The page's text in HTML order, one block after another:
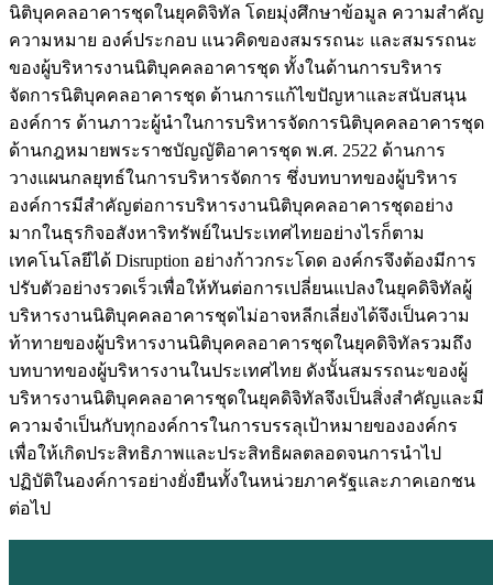
นิติบุคคลอาคารชุดในยุคดิจิทัล โดยมุ่งศึกษาข้อมูล ความสำคัญ
ความหมาย องค์ประกอบ แนวคิดของสมรรถนะ และสมรรถนะ
ของผู้บริหารงานนิติบุคคลอาคารชุด ทั้งในด้านการบริหาร
จัดการนิติบุคคลอาคารชุด ด้านการแก้ไขปัญหาและสนับสนุน
องค์การ ด้านภาวะผู้นำในการบริหารจัดการนิติบุคคลอาคารชุด
ด้านกฎหมายพระราชบัญญัติอาคารชุด พ.ศ. 2522 ด้านการ
วางแผนกลยุทธ์ในการบริหารจัดการ ชึ่งบทบาทของผู้บริหาร
องค์การมีสำคัญต่อการบริหารงานนิติบุคคลอาคารชุดอย่าง
มากในธุรกิจอสังหาริทรัพย์ในประเทศไทยอย่างไรก็ตาม
เทคโนโลยีได้ Disruption อย่างก้าวกระโดด องค์กรจึงต้องมีการ
ปรับตัวอย่างรวดเร็วเพื่อให้ทันต่อการเปลี่ยนแปลงในยุคดิจิทัลผู้
บริหารงานนิติบุคคลอาคารชุดไม่อาจหลีกเลี่ยงได้จึงเป็นความ
ท้าทายของผู้บริหารงานนิติบุคคลอาคารชุดในยุคดิจิทัลรวมถึง
บทบาทของผู้บริหารงานในประเทศไทย ดังนั้นสมรรถนะของผู้
บริหารงานนิติบุคคลอาคารชุดในยุคดิจิทัลจึงเป็นสิ่งสำคัญและมี
ความจำเป็นกับทุกองค์การในการบรรลุเป้าหมายขององค์กร
เพื่อให้เกิดประสิทธิภาพและประสิทธิผลตลอดจนการนำไป
ปฏิบัติในองค์การอย่างยั่งยืนทั้งในหน่วยภาครัฐและภาคเอกชน
ต่อไป